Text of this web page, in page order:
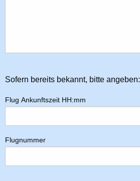
Sofern bereits bekannt, bitte angeben:
Flug Ankunftszeit HH:mm
Flugnummer